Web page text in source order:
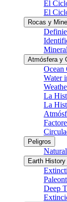
El
El
Rocas y
Atmósfera y
Ocean
Water
La
La
Peligros
Earth History
Deep